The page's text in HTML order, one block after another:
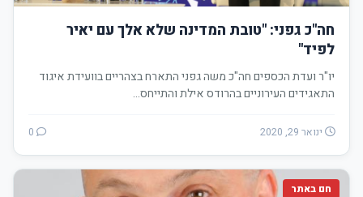
חה"כ גפני: "טובת המדינה שלא אלך עם יאיר
לפיד"
יו"ר ועדת הכספים חה"כ משה גפני התארח בצהריים בוועידת איגוד
התאגידים העירוניים בהרודס אילת והתייחס…
ינואר 29, 2020
חם באתר